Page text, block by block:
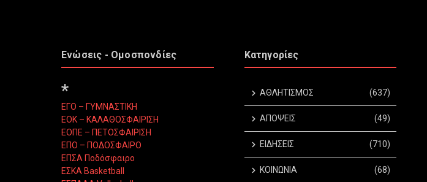
Ενώσεις - Ομοσπονδίες
*
ΕΓΟ – ΓΥΜΝΑΣΤΙΚΗ
ΕΟΚ – ΚΑΛΑΘΟΣΦΑΙΡΙΣΗ
ΕΟΠΕ – ΠΕΤΟΣΦΑΙΡΙΣΗ
ΕΠΟ – ΠΟΔΟΣΦΑΙΡΟ
ΕΠΣΑ Ποδόσφαιρο
ΕΣΚΑ Basketball
Κατηγορίες
ΑΘΛΗΤΙΣΜΟΣ (637)
ΑΠΟΨΕΙΣ (49)
ΕΙΔΗΣΕΙΣ (710)
ΚΟΙΝΩΝΙΑ (68)